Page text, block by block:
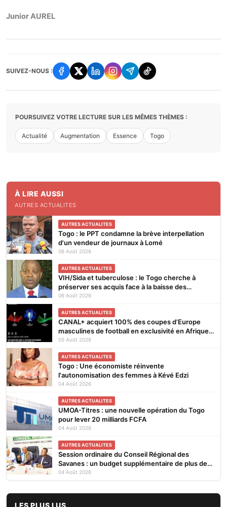
Junior AUREL
SUIVEZ-NOUS :
POURSUIVEZ VOTRE LECTURE SUR LES MÊMES THÈMES :
Actualité Augmentation Essence Togo
À LIRE AUSSI
AUTRES ACTUALITES
AUTRES ACTUALITES
Togo : le PPT condamne la brève interpellation
d'un vendeur de journaux à Lomé
06 Août 2026
AUTRES ACTUALITES
VIH/Sida et tuberculose : le Togo cherche à
préserver ses acquis face à la baisse des
financements
06 Août 2026
AUTRES ACTUALITES
CANAL+ acquiert 100% des coupes d’Europe
masculines de football en exclusivité en Afrique
subsaharienne pour 4 saisons jusqu’en 2031
05 Août 2026
AUTRES ACTUALITES
Togo : Une économiste réinvente
l'autonomisation des femmes à Kévé Edzi
04 Août 2026
AUTRES ACTUALITES
UMOA-Titres : une nouvelle opération du Togo
pour lever 20 milliards FCFA
04 Août 2026
AUTRES ACTUALITES
Session ordinaire du Conseil Régional des
Savanes : un budget supplémentaire de plus de
845 millions de F.CFA
04 Août 2026
LES PLUS LUS